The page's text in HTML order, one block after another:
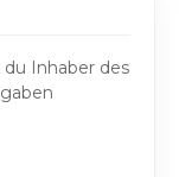
Inhaber des